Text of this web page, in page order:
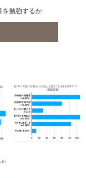
を勉強するか